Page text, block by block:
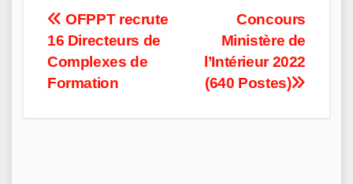
Post
navigation
Concours
Ministère de
l’Intérieur 2022
(640 Postes)
OFPPT recrute
16 Directeurs de
Complexes de
Formation